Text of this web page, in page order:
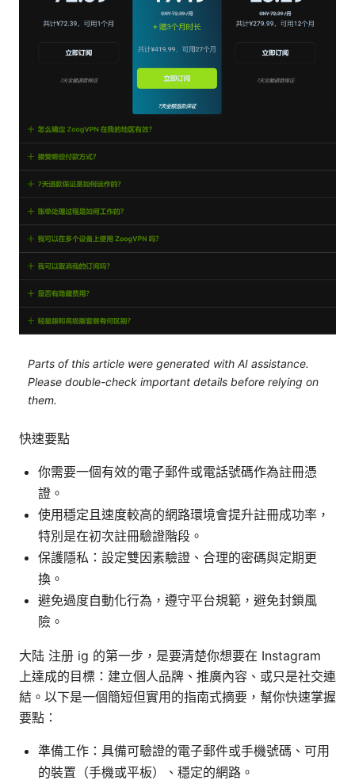
Parts of this article were generated with AI assistance.
Please double-check important details before relying on
them.
快速要點
你需要一個有效的電子郵件或電話號碼作為註冊憑
證。
使用穩定且速度較高的網路環境會提升註冊成功率，
特別是在初次註冊驗證階段。
保護隱私：設定雙因素驗證、合理的密碼與定期更
換。
避免過度自動化行為，遵守平台規範，避免封鎖風
險。
大陆 注册 ig 的第一步，是要清楚你想要在 Instagram
上達成的目標：建立個人品牌、推廣內容、或只是社交連
結。以下是一個簡短但實用的指南式摘要，幫你快速掌握
要點：
準備工作：具備可驗證的電子郵件或手機號碼、可用
的裝置（手機或平板）、穩定的網路。